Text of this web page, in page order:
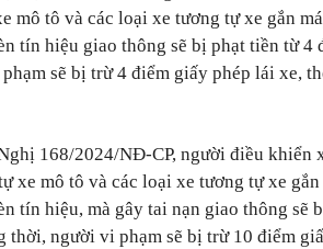
mô tô và các loại xe tương tự xe gắn
tín hiệu giao thông sẽ bị phạt tiền từ 4
sẽ bị trừ 4 điểm giấy phép lái xe,
168/2024/NĐ-CP, người điều khiển
xe mô tô và các loại xe tương tự xe
tín hiệu, mà gây tai nạn giao thông sẽ
thời, người vi phạm sẽ bị trừ 10 điểm